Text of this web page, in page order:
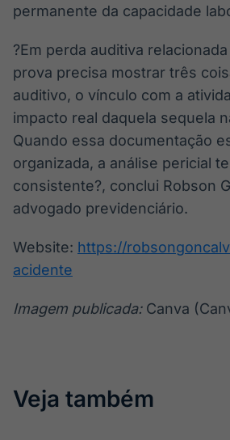
permanente da capacidade
?Em perda auditiva
prova precisa mostrar três
auditivo, o vínculo com a
impacto real daquela sequela
Quando essa documentação
organizada, a análise pericial
consistente?, conclui Robson
advogado previdenciário.
Website: https://
acidente
Imagem publicada:Canva
Veja também